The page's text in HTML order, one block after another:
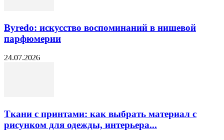
Byredo: искусство воспоминаний в нишевой
парфюмерии
24.07.2026
Ткани с принтами: как выбрать материал с
рисунком для одежды, интерьера...